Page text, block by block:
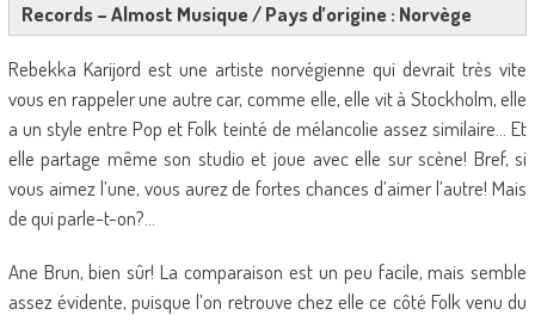
Records – Almost Musique / Pays d’origine : Norvège
Rebekka Karijord est une artiste norvégienne qui devrait très vite
vous en rappeler une autre car, comme elle, elle vit à Stockholm, elle
a un style entre Pop et Folk teinté de mélancolie assez similaire… Et
elle partage même son studio et joue avec elle sur scène! Bref, si
vous aimez l’une, vous aurez de fortes chances d’aimer l’autre! Mais
de qui parle-t-on?…
Ane Brun, bien sûr! La comparaison est un peu facile, mais semble
assez évidente, puisque l’on retrouve chez elle ce côté Folk venu du